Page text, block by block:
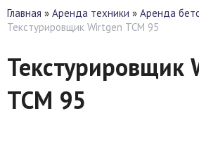
Главная » Аренда техники » Аренда
Текстурировщик Wirtgen TCM 95
Текстурировщик
TCM 95